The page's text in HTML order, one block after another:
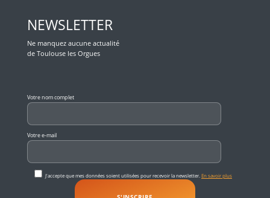
NEWSLETTER
Ne manquez aucune actualité
de Toulouse les Orgues
Votre nom complet
Votre e-mail
J'accepte que mes données soient utilisées pour recevoir la newsletter. En savoir plus